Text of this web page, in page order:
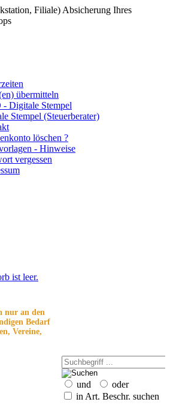
Filiale) Absicherung Ihres
übermitteln
Digitale Stempel
Stempel (Steuerberater)
löschen ?
- Hinweise
vergessen
ist leer.
nur an den
Bedarf
Vereine,
und
oder
in Art. Beschr. suchen